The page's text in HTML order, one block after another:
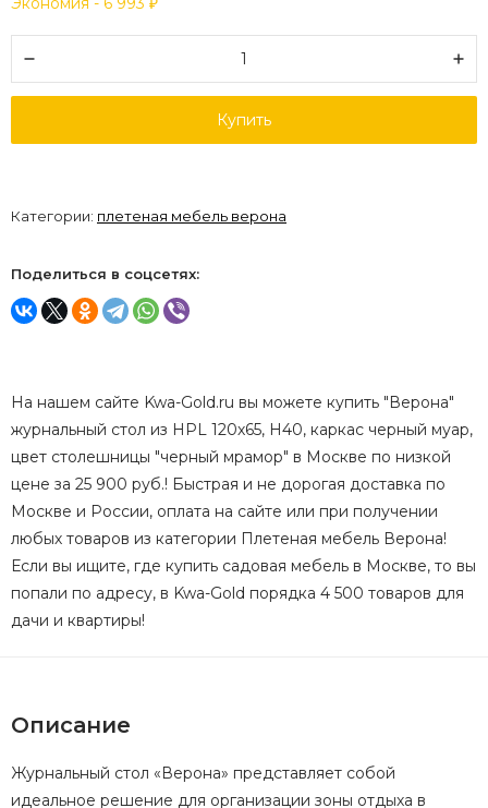
₽
Купить
Категории: плетеная мебель верона
Поделиться в соцсетях:
На нашем сайте Kwa-Gold.ru вы можете купить "Верона"
журнальный стол из HPL 120х65, H40, каркас черный муар,
цвет столешницы "черный мрамор" в Москве по низкой
цене за 25 900 руб.! Быстрая и не дорогая доставка по
Москве и России, оплата на сайте или при получении
любых товаров из категории Плетеная мебель Верона!
Если вы ищите, где купить садовая мебель в Москве, то вы
попали по адресу, в Kwa-Gold порядка 4 500 товаров для
дачи и квартиры!
Описание
Журнальный стол «Верона» представляет собой
идеальное решение для организации зоны отдыха в